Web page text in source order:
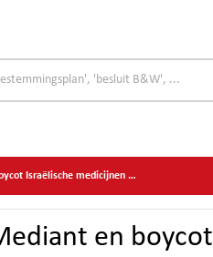
medicijnen en producten
en boycot